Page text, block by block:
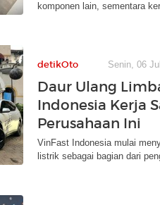
komponen lain, sementara
detikOto Senin, 06
Daur Ulang
Indonesia Kerja
Perusahaan Ini
VinFast Indonesia mulai
listrik sebagai bagian dari